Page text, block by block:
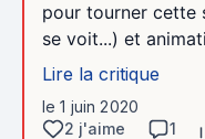
pour tourner cette
se voit...) et
Lire la critique
le 1 juin 2020
2 j'aime
1